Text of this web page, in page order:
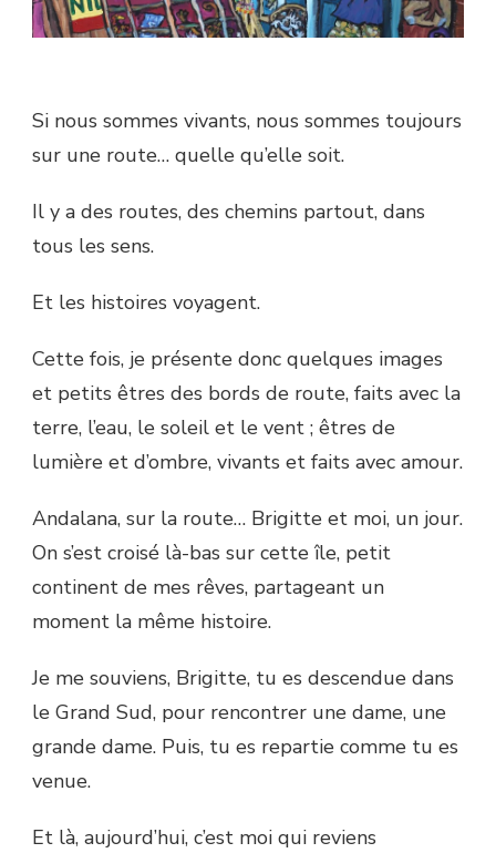
Si nous sommes vivants, nous sommes toujours
sur une route… quelle qu’elle soit.
Il y a des routes, des chemins partout, dans
tous les sens.
Et les histoires voyagent.
Cette fois, je présente donc quelques images
et petits êtres des bords de route, faits avec la
terre, l’eau, le soleil et le vent ; êtres de
lumière et d’ombre, vivants et faits avec amour.
Andalana, sur la route… Brigitte et moi, un jour.
On s’est croisé là-bas sur cette île, petit
continent de mes rêves, partageant un
moment la même histoire.
Je me souviens, Brigitte, tu es descendue dans
le Grand Sud, pour rencontrer une dame, une
grande dame. Puis, tu es repartie comme tu es
venue.
Et là, aujourd’hui, c’est moi qui reviens